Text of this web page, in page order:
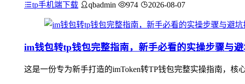
tp手机端下载 qbadmin 974 2026-08-07
im钱包转tp钱包完整指南，新手必看的实操步骤与
这是一份专为新手打造的imToken转TP钱包完整实操指南，